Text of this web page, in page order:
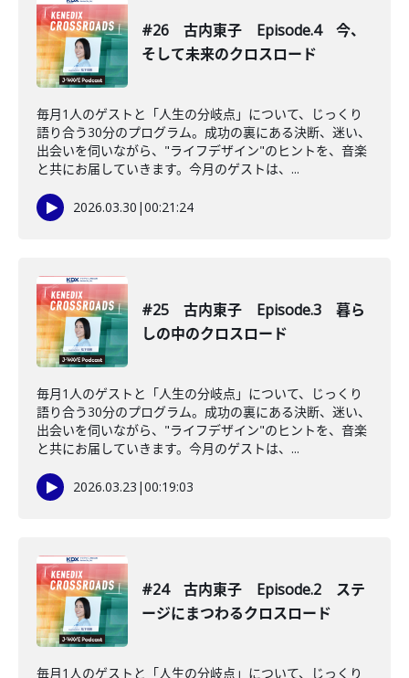
#26 古内東子 Episode.4 今、
そして未来のクロスロード
毎月1人のゲストと「人生の分岐点」について、じっくり
語り合う30分のプログラム。成功の裏にある決断、迷い、
出会いを伺いながら、"ライフデザイン"のヒントを、音楽
と共にお届していきます。今月のゲストは、...
2026.03.30 |00:21:24
#25 古内東子 Episode.3 暮ら
しの中のクロスロード
毎月1人のゲストと「人生の分岐点」について、じっくり
語り合う30分のプログラム。成功の裏にある決断、迷い、
出会いを伺いながら、"ライフデザイン"のヒントを、音楽
と共にお届していきます。今月のゲストは、...
2026.03.23 |00:19:03
#24 古内東子 Episode.2 ステ
ージにまつわるクロスロード
毎月1人のゲストと「人生の分岐点」について、じっくり